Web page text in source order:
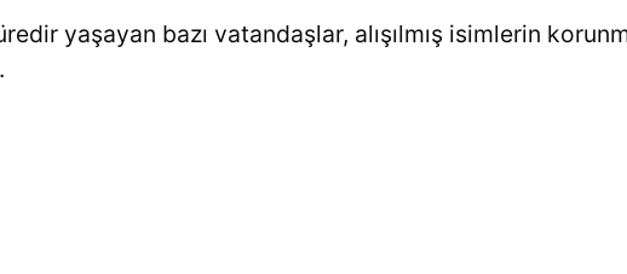
yaşayan bazı vatandaşlar, alışılmış isimlerin